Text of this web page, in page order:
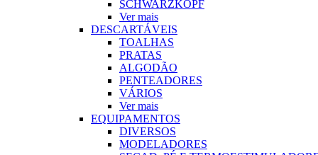
SCHWARZKOPF
Ver mais
DESCARTÁVEIS
TOALHAS
PRATAS
ALGODÃO
PENTEADORES
VÁRIOS
Ver mais
EQUIPAMENTOS
DIVERSOS
MODELADORES